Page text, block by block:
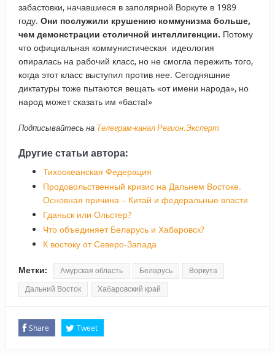
забастовки, начавшиеся в заполярной Воркуте в 1989
году. Они послужили крушению коммунизма больше,
чем демонстрации столичной интеллигенции. Потому
что официальная коммунистическая идеология
опиралась на рабочий класс, но не смогла пережить того,
когда этот класс выступил против нее. Сегодняшние
диктатуры тоже пытаются вещать «от имени народа», но
народ может сказать им «баста!»
Подписывайтесь на Телеграм-канал Регион.Эксперт
Другие статьи автора:
Тихоокеанская Федерация
Продовольственный кризис на Дальнем Востоке.
Основная причина – Китай и федеральные власти
Гданьск или Ольстер?
Что объединяет Беларусь и Хабаровск?
К востоку от Северо-Запада
Метки: Амурская область Беларусь Воркута
Дальний Восток Хабаровский край
Share Tweet